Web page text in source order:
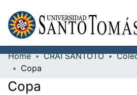
Communities & Collections
All of DSpace
Home CRAI SANTOTO
Copa
Copa